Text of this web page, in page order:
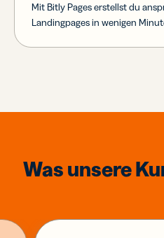
Mit Bitly Pages erstellst du
Landingpages in wenigen
Was unsere